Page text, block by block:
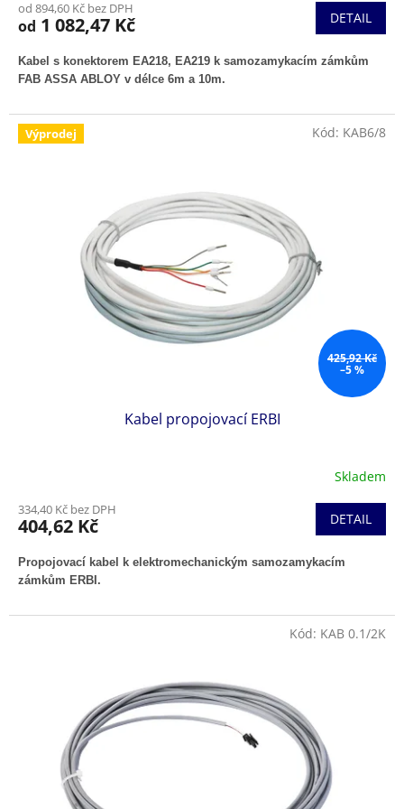
od 894,60 Kč bez DPH
od 1 082,47 Kč DETAIL
Kabel s konektorem EA218, EA219 k samozamykacím zámkům
FAB ASSA ABLOY v délce 6m a 10m.
Výprodej
425,92 Kč
–5 %
Kabel propojovací ERBI
Skladem
334,40 Kč bez DPH
404,62 Kč DETAIL
Propojovací kabel k elektromechanickým samozamykacím
zámkům ERBI.
Kód: KAB6/8
Kód: KAB 0.1/2K